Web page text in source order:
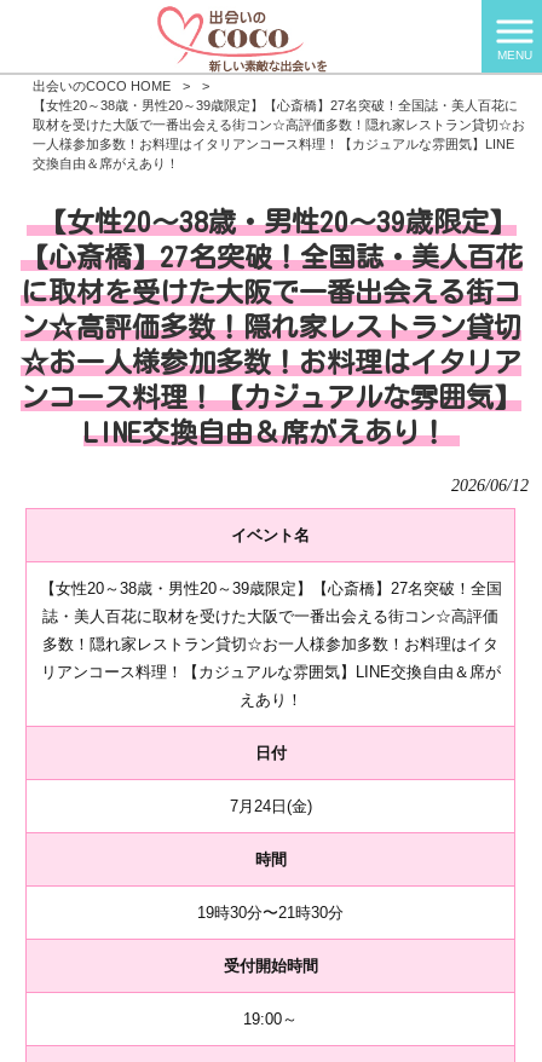
MENU
出会いのCOCO HOME >
>
【女性20～38歳・男性20～39歳限定】【心斎橋】27名突破！全国誌・美人百花に
取材を受けた大阪で一番出会える街コン☆高評価多数！隠れ家レストラン貸切☆お
一人様参加多数！お料理はイタリアンコース料理！【カジュアルな雰囲気】LINE
交換自由＆席がえあり！
【女性20～38歳・男性20～39歳限定】
【心斎橋】27名突破！全国誌・美人百花
に取材を受けた大阪で一番出会える街コ
ン☆高評価多数！隠れ家レストラン貸切
☆お一人様参加多数！お料理はイタリア
ンコース料理！【カジュアルな雰囲気】
LINE交換自由＆席がえあり！
2026/06/12
イベント名
【女性20～38歳・男性20～39歳限定】【心斎橋】27名突破！全国
誌・美人百花に取材を受けた大阪で一番出会える街コン☆高評価
多数！隠れ家レストラン貸切☆お一人様参加多数！お料理はイタ
リアンコース料理！【カジュアルな雰囲気】LINE交換自由＆席が
えあり！
日付
7月24日(金)
時間
19時30分〜21時30分
受付開始時間
19:00～